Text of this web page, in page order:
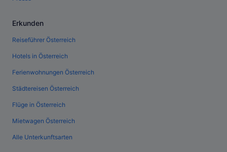
Erkunden
Reiseführer Österreich
Hotels in Österreich
Ferienwohnungen Österreich
Städtereisen Österreich
Flüge in Österreich
Mietwagen Österreich
Alle Unterkunftsarten